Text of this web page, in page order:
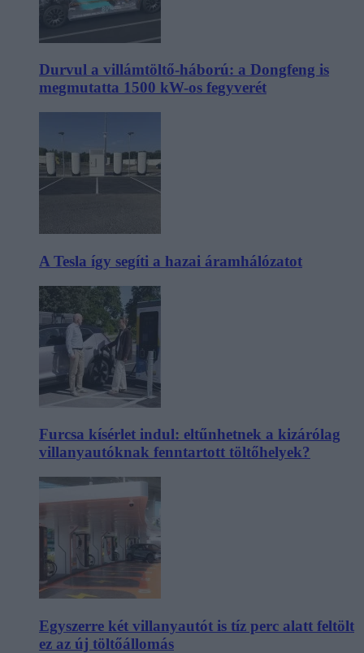
Durvul a villámtöltő-háború: a Dongfeng is
megmutatta 1500 kW-os fegyverét
A Tesla így segíti a hazai áramhálózatot
Furcsa kísérlet indul: eltűnhetnek a kizárólag
villanyautóknak fenntartott töltőhelyek?
Egyszerre két villanyautót is tíz perc alatt feltölt
ez az új töltőállomás